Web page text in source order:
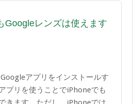
Googleレンズは使えます
アプリをインストールす
プリを使うことでiPhoneでも